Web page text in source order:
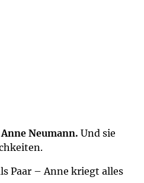
Anne Neumann. Und sie
Paar – Anne kriegt alles